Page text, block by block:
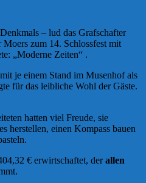
– lud das Grafschafter
Moers zum 14. Schlossfest mit
„Moderne Zeiten“ .
je einem Stand im Musenhof als
für das leibliche Wohl der Gäste.
hatten viel Freude, sie
herstellen, einen Kompass bauen
€ erwirtschaftet, derallen